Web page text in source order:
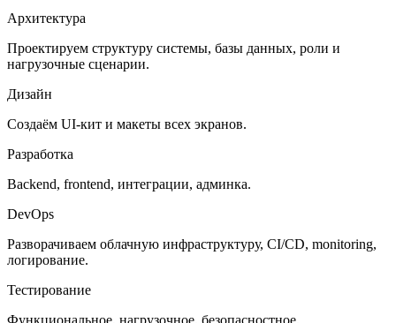
Архитектура
Проектируем структуру системы, базы данных, роли и
нагрузочные сценарии.
Дизайн
Создаём UI-кит и макеты всех экранов.
Разработка
Backend, frontend, интеграции, админка.
DevOps
Разворачиваем облачную инфраструктуру, CI/CD, monitoring,
логирование.
Тестирование